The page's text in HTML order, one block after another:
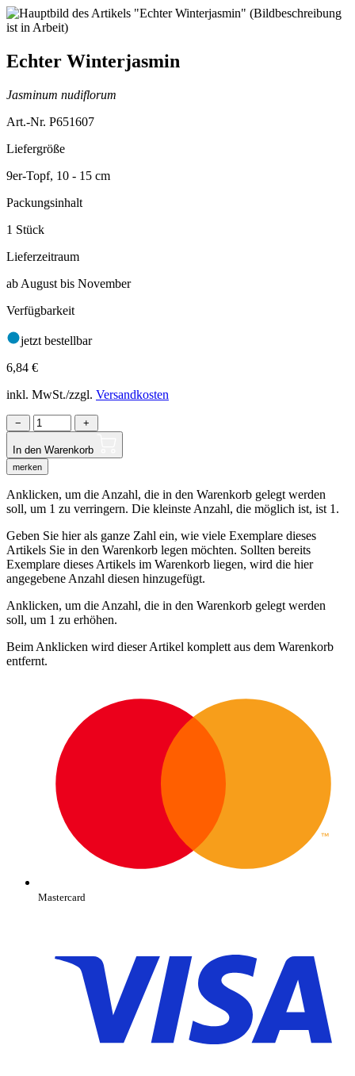
Echter Winterjasmin
Jasminum nudiflorum
Art.-Nr. P651607
Liefergröße
9er-Topf, 10 - 15 cm
Packungsinhalt
1 Stück
Lieferzeitraum
ab August bis November
Verfügbarkeit
jetzt bestellbar
6,84 €
inkl. MwSt./zzgl. Versandkosten
− +
In den Warenkorb
merken
Anklicken, um die Anzahl, die in den Warenkorb gelegt werden
soll, um 1 zu verringern. Die kleinste Anzahl, die möglich ist, ist 1.
Geben Sie hier als ganze Zahl ein, wie viele Exemplare dieses
Artikels Sie in den Warenkorb legen möchten. Sollten bereits
Exemplare dieses Artikels im Warenkorb liegen, wird die hier
angegebene Anzahl diesen hinzugefügt.
Anklicken, um die Anzahl, die in den Warenkorb gelegt werden
soll, um 1 zu erhöhen.
Beim Anklicken wird dieser Artikel komplett aus dem Warenkorb
entfernt.
Mastercard